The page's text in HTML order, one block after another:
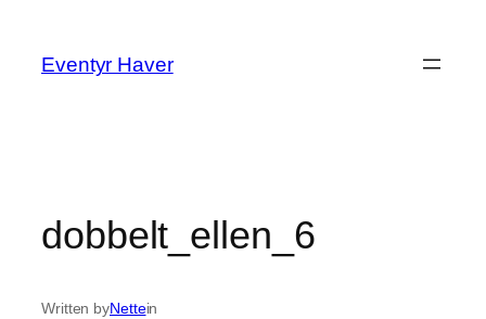
indhold
Eventyr Haver
dobbelt_ellen_6
Written byNettein